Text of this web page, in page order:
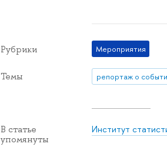
Рубрики Мероприятия
Темы репортаж о
В статье
упомянуты
Институт